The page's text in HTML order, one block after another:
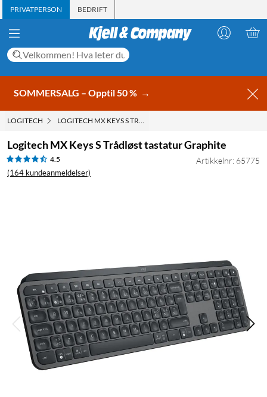
PRIVATPERSON BEDRIFT
SOMMERSALG – Opptil 50 % →
LOGITECH LOGITECH MX KEYS S TRÅDLØST TASTATUR GRAPHITE
Logitech MX Keys S Trådløst tastatur Graphite
4.5
(164 kundeanmeldelser)
Artikkelnr: 65775